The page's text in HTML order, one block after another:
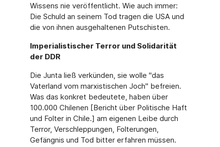
Wissens nie veröffentlicht. Wie auch immer:
Die Schuld an seinem Tod tragen die USA und
die von ihnen ausgehaltenen Putschisten.
Imperialistischer Terror und Solidarität
der DDR
Die Junta ließ verkünden, sie wolle "das
Vaterland vom marxistischen Joch" befreien.
Was das konkret bedeutete, haben über
100.000 Chilenen [Bericht über Politische Haft
und Folter in Chile.] am eigenen Leibe durch
Terror, Verschleppungen, Folterungen,
Gefängnis und Tod bitter erfahren müssen.